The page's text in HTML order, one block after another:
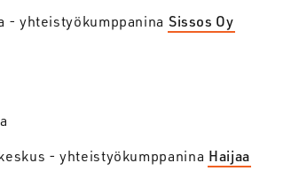
- yhteistyökumppanina Sissos Oy
- yhteistyökumppanina Haijaa